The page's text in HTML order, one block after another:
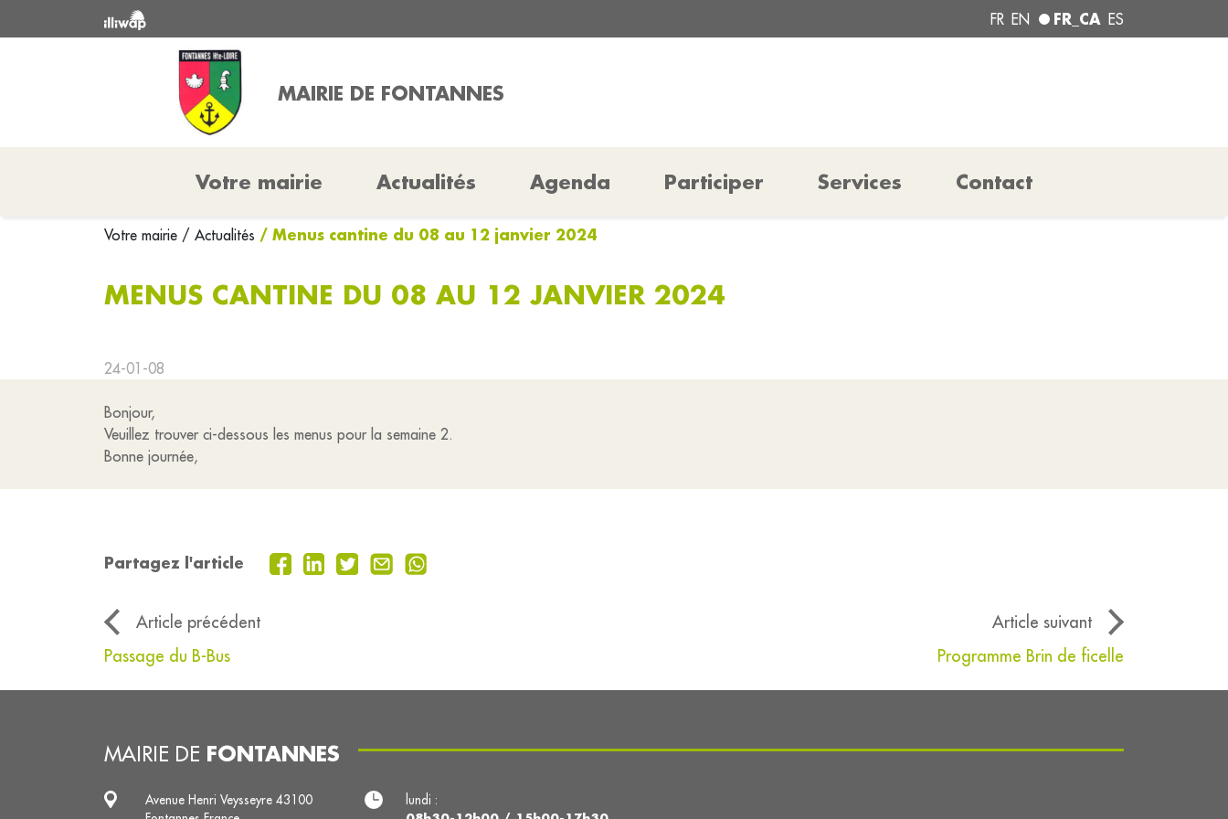
FR EN FR_CA ES
MAIRIE DE FONTANNES
Votre mairie Actualités Agenda Participer Services Contact
Votre mairie / Actualités / Menus cantine du 08 au 12 janvier 2024
MENUS CANTINE DU 08 AU 12 JANVIER 2024
24-01-08
Bonjour,
Veuillez trouver ci-dessous les menus pour la semaine 2.
Bonne journée,
Partagez l'article
Article précédent
Article suivant
Passage du B-Bus
Programme Brin de ficelle
MAIRIE DE FONTANNES
Avenue Henri Veysseyre 43100
lundi :